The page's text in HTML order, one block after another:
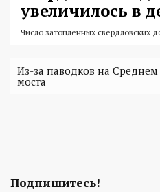
увеличилось в
Число затопленных свердловских
Из-за паводков на
моста
Подпишитесь!